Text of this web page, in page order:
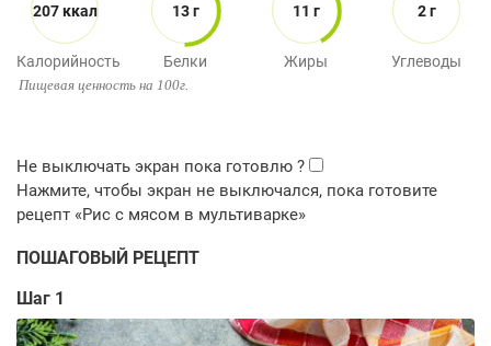
207 ккал
Калорийность
13 г
Белки
11 г
Жиры
2 г
Углеводы
Пищевая ценность на 100г.
ПОШАГОВЫЙ РЕЦЕПТ
Шаг 1